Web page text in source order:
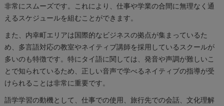
非常にスムーズです。これにより、仕事や学業の合間に無理なく通
えるスケジュールを組むことができます。
また、内幸町エリアは国際的なビジネスの拠点が集まっているた
め、多言語対応の教室やネイティブ講師を採用しているスクールが
多いのも特徴です。特にタイ語に関しては、発音や声調が難しいこ
とで知られているため、正しい音声で学べるネイティブの指導が受
けられることは非常に重要です。
語学学習の動機として、仕事での使用、旅行先での会話、文化理解